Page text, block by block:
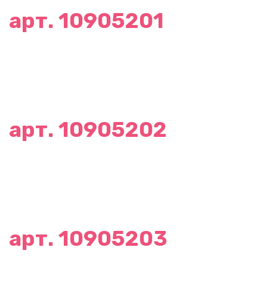
арт. 10905201
арт. 10905202
арт. 10905203